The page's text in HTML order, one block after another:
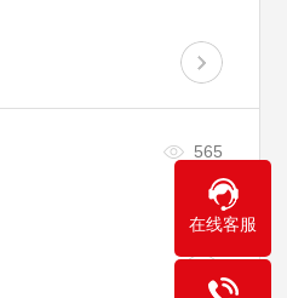
565
在线客服